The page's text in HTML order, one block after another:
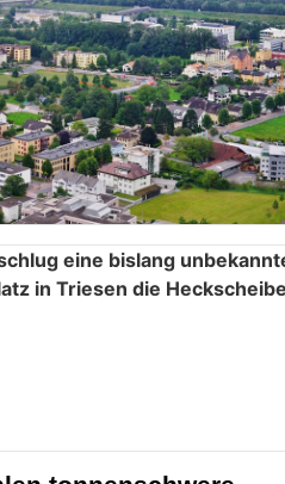
eine bislang
in Triesen die Heckscheibe